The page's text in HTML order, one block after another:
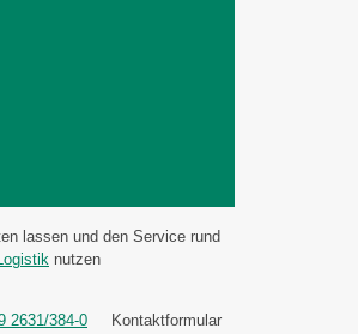
lassen und den Service rund
nutzen
2631/384-0 Kontaktformular